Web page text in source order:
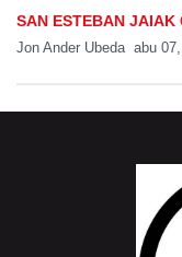
SAN ESTEBAN JAIAK
Jon Ander Ubeda abu